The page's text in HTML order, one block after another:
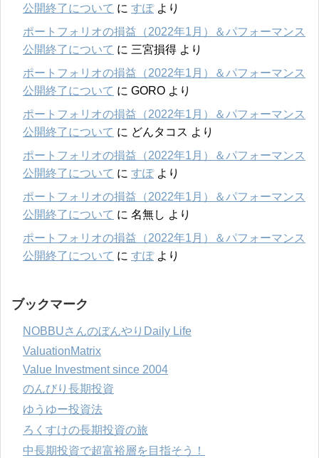
公開終了について に すぽより
ポートフォリオの損益（2022年1月）＆パフォーマンス
公開終了について に 三宮損得 より
ポートフォリオの損益（2022年1月）＆パフォーマンス
公開終了について に GORO より
ポートフォリオの損益（2022年1月）＆パフォーマンス
公開終了について に どんタコス より
ポートフォリオの損益（2022年1月）＆パフォーマンス
公開終了について に すぽより
ポートフォリオの損益（2022年1月）＆パフォーマンス
公開終了について に 名無し より
ポートフォリオの損益（2022年1月）＆パフォーマンス
公開終了について に すぽより
ブックマーク
NOBBUさんのぼんやりDaily Life
ValuationMatrix
Value Investment since 2004
のんびり長期投資
ゆうゆー投資法
ろくすけの長期投資の旅
中長期投資で超富裕層を目指そう！